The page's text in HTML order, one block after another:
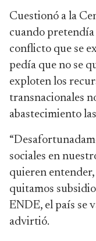
Cuestionó a la
cuando
conflicto que se
pedía que no se
exploten los
transnacionales
abastecimiento
sociales en
quieren
quitamos
ENDE, el país se
advirtió.